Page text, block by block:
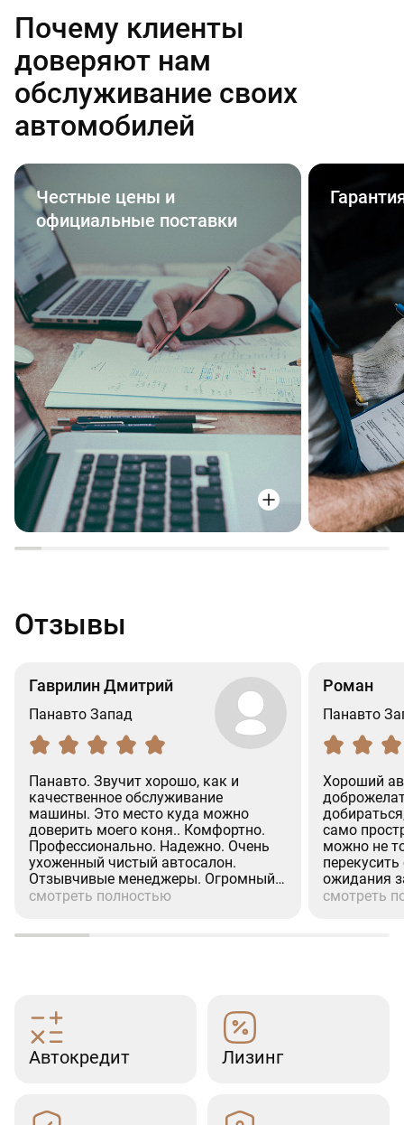
Почему клиенты
доверяют нам
обслуживание своих
автомобилей
Честные цены и
официальные поставки
Отзывы
Гаврилин Дмитрий
Панавто Запад
Панавто. Звучит хорошо, как и
качественное обслуживание
машины. Это место куда можно
доверить моего коня.. Комфортно.
Профессионально. Надежно. Очень
ухоженный чистый автосалон.
Отзывчивые менеджеры. Огромный
респект менеджеру (Александр.
смотреть полностью
Роман
Панавто
Хороший
само
можно не
ожидания
процедуры
смотреть
Автокредит Лизинг